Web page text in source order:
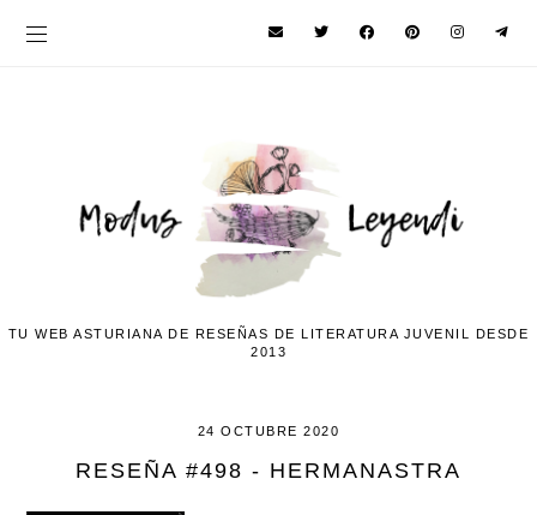
TU WEB ASTURIANA DE RESEÑAS DE LITERATURA JUVENIL DESDE
2013
24 OCTUBRE 2020
RESEÑA #498 - HERMANASTRA